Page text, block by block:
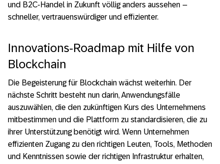
und B2C-Handel in Zukunft völlig anders aussehen –
schneller, vertrauenswürdiger und effizienter.
Innovations-Roadmap mit Hilfe von
Blockchain
Die Begeisterung für Blockchain wächst weiterhin. Der
nächste Schritt besteht nun darin, Anwendungsfälle
auszuwählen, die den zukünftigen Kurs des Unternehmens
mitbestimmen und die Plattform zu standardisieren, die zu
ihrer Unterstützung benötigt wird. Wenn Unternehmen
effizienten Zugang zu den richtigen Leuten, Tools, Methoden
und Kenntnissen sowie der richtigen Infrastruktur erhalten,